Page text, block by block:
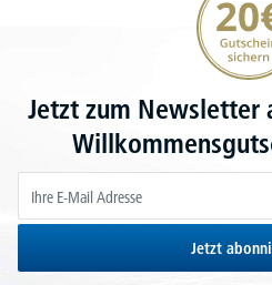
Jetzt zum Newsletter
Jetzt